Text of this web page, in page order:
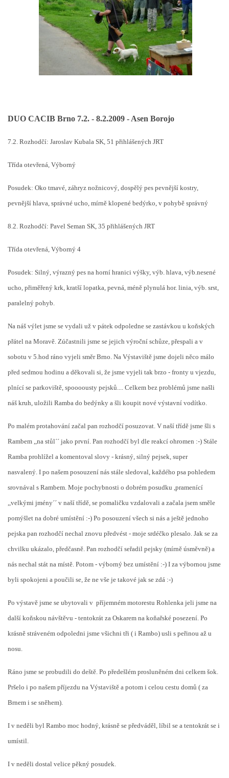
DUO CACIB Brno 7.2. - 8.2.2009 - Asen Borojo
7.2. Rozhodčí: Jaroslav Kubala SK, 51 přihlášených JRT
Třída otevřená, Výborný
Posudek: Oko tmavé, záhryz nožnicový, dospělý pes pevnější kostry,
pevnější hlava, správné ucho, mírně klopené bedýrko, v pohybě správný
8.2. Rozhodčí: Pavel Seman SK, 35 přihlášených JRT
Třída otevřená, Výborný 4
Posudek: Silný, výrazný pes na horní hranici výšky, výb. hlava, výb.nesené
ucho, přiměřený krk, kratší lopatka, pevná, méně plynulá hor. linia, výb. srst,
paralelný pohyb.
Na náš výlet jsme se vydali už v pátek odpoledne se zastávkou u koňských
přátel na Moravě. Zúčastnili jsme se jejich výroční schůze, přespali a v
sobotu v 5.hod ráno vyjeli směr Brno. Na Výstaviště jsme dojeli něco málo
před sedmou hodinu a děkovali si, že jsme vyjeli tak brzo - fronty u vjezdu,
plnící se parkoviště, spoooousty pejsků.... Celkem bez problémů jsme našli
náš kruh, uložili Ramba do bedýnky a šli koupit nové výstavní vodítko.
Po malém protahování začal pan rozhodčí posuzovat. V naší třídě jsme šli s
Rambem ,,na stůl´´ jako první. Pan rozhodčí byl dle reakcí ohromen :-) Stále
Ramba prohlížel a komentoval slovy - krásný, silný pejsek, super
nasvalený. I po našem posouzení nás stále sledoval, každého psa pohledem
srovnával s Rambem. Moje pochybnosti o dobrém posudku ,pramenící
,,velkými jmény´´ v naší třídě, se pomaličku vzdalovali a začala jsem směle
pomýšlet na dobré umístění :-) Po posouzení všech si nás a ještě jednoho
pejska pan rozhodčí nechal znovu předvést - moje srdéčko plesalo. Jak se za
chvilku ukázalo, předčasně. Pan rozhodčí seřadil pejsky (mírně úsměvně) a
nás nechal stát na místě. Potom - výborný bez umístění :-) I za výbornou jsme
byli spokojeni a poučili se, že ne vše je takové jak se zdá :-)
Po výstavě jsme se ubytovali v příjemném motorestu Rohlenka jeli jsme na
další koňskou návštěvu - tentokrát za Oskarem na koňařské posezení. Po
krásně stráveném odpoledni jsme všichni tři ( i Rambo) usli s peřinou až u
nosu.
Ráno jsme se probudili do deště. Po předešlém prosluněném dni celkem šok.
Pršelo i po našem příjezdu na Výstaviště a potom i celou cestu domů ( za
Brnem i se sněhem).
I v neděli byl Rambo moc hodný, krásně se předváděl, líbil se a tentokrát se i
umístil.
I v neděli dostal velice pěkný posudek.